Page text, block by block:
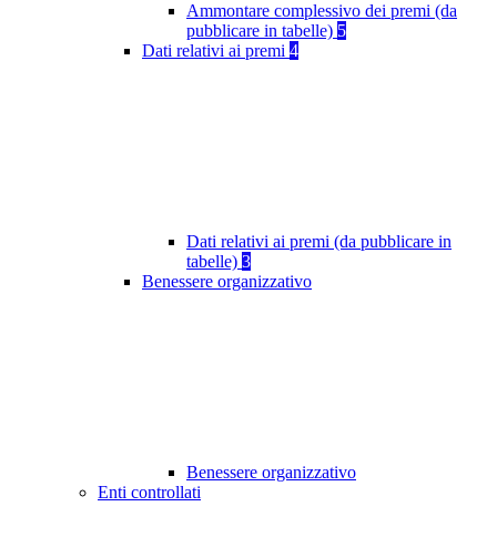
Ammontare complessivo dei premi (da
pubblicare in tabelle) 5
Dati relativi ai premi 4
Dati relativi ai premi (da pubblicare in
tabelle) 3
Benessere organizzativo
Benessere organizzativo
Enti controllati